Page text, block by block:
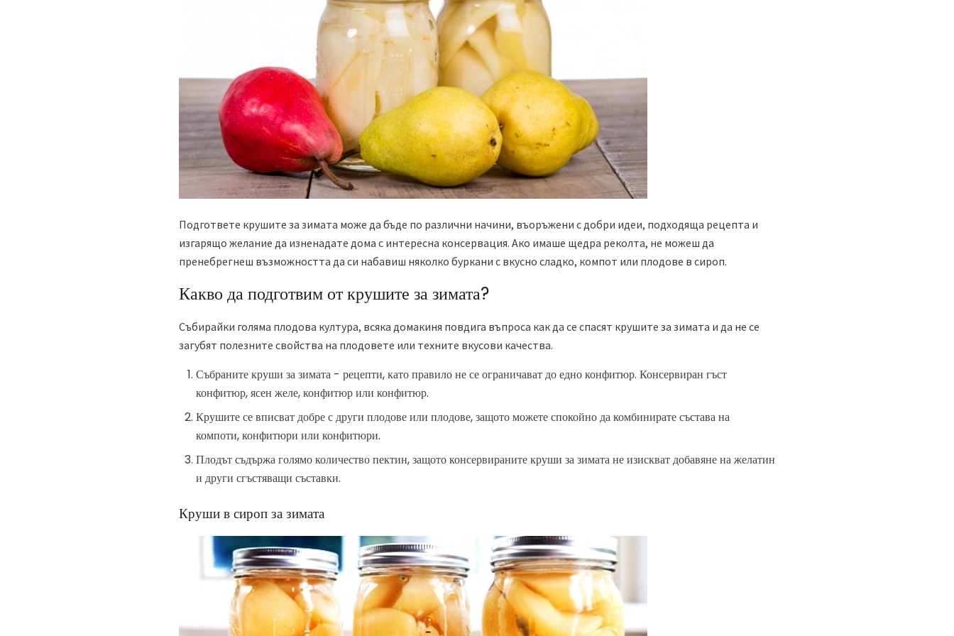
Подгответе крушите за зимата може да бъде по различни начини, въоръжени с добри идеи, подходяща рецепта и
изгарящо желание да изненадате дома с интересна консервация. Ако имаше щедра реколта, не можеш да
пренебрегнеш възможността да си набавиш няколко буркани с вкусно сладко, компот или плодове в сироп.
Какво да подготвим от крушите за зимата?
Събирайки голяма плодова култура, всяка домакиня повдига въпроса как да се спасят крушите за зимата и да не се
загубят полезните свойства на плодовете или техните вкусови качества.
Събраните круши за зимата - рецепти, като правило не се ограничават до едно конфитюр. Консервиран гъст
конфитюр, ясен желе, конфитюр или конфитюр.
Крушите се вписват добре с други плодове или плодове, защото можете спокойно да комбинирате състава на
компоти, конфитюри или конфитюри.
Плодът съдържа голямо количество пектин, защото консервираните круши за зимата не изискват добавяне на желатин
и други сгъстяващи съставки.
Круши в сироп за зимата